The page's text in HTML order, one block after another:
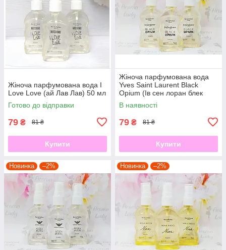
Жіноча парфумована вода I
Love Love (ай Лав Лав) 50 мл
Готово до відправки
79 ₴ 81 ₴
Купити
Жіноча парфумована вода
Yves Saint Laurent Black
Opium (Ів сен лоран блек
опіум) 50 мл
В наявності
79 ₴ 81 ₴
Купити
Новинка –2% Новинка –2%